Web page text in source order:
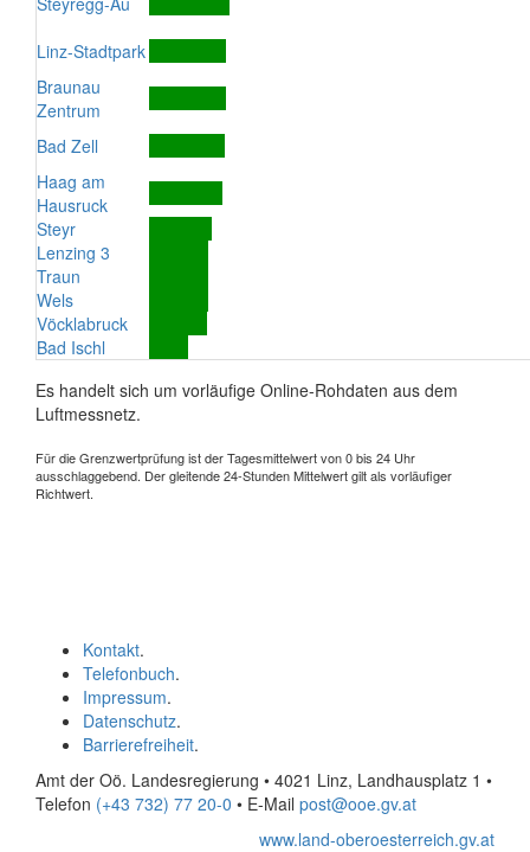
Linz-Stadtpark
Braunau
Zentrum
Bad Zell
Haag am
Hausruck
Steyr
Lenzing 3
Traun
Wels
Vöcklabruck
Bad Ischl
Es handelt sich um vorläufige Online-Rohdaten aus dem
Luftmessnetz.
Für die Grenzwertprüfung ist der Tagesmittelwert von 0 bis 24 Uhr
ausschlaggebend. Der gleitende 24-Stunden Mittelwert gilt als vorläufiger
Richtwert.
Kontakt.
Telefonbuch.
Impressum.
Datenschutz.
Barrierefreiheit.
Amt der Oö. Landesregierung • 4021 Linz, Landhausplatz 1 •
Telefon (+43 732) 77 20-0 • E-Mail post@ooe.gv.at
www.land-oberoesterreich.gv.at